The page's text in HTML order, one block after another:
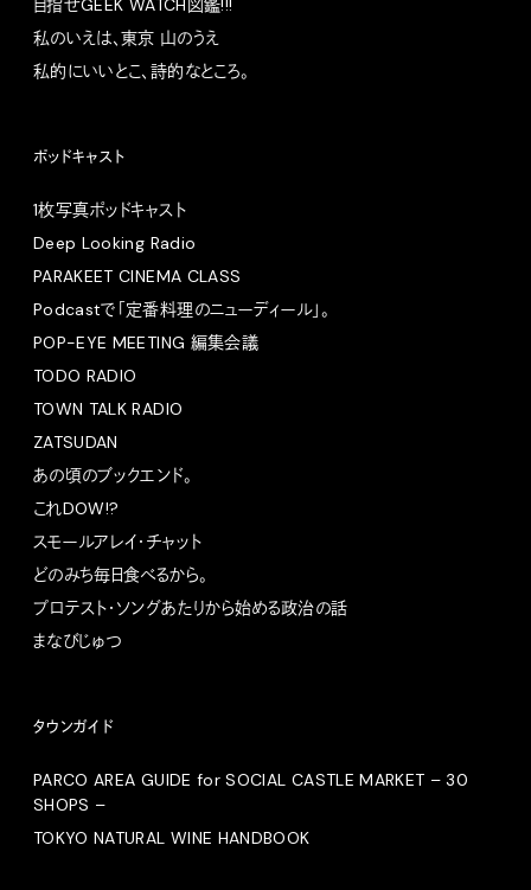
目指せGEEK WATCH図鑑!!!
私のいえは、東京 山のうえ
私的にいいとこ、詩的なところ。
ポッドキャスト
1枚写真ポッドキャスト
Deep Looking Radio
PARAKEET CINEMA CLASS
Podcastで「定番料理のニューディール」。
POP-EYE MEETING 編集会議
TODO RADIO
TOWN TALK RADIO
ZATSUDAN
あの頃のブックエンド。
これDOW!?
スモールアレイ・チャット
どのみち毎日食べるから。
プロテスト・ソングあたりから始める政治の話
まなびじゅつ
タウンガイド
PARCO AREA GUIDE for SOCIAL CASTLE MARKET – 30
SHOPS –
TOKYO NATURAL WINE HANDBOOK